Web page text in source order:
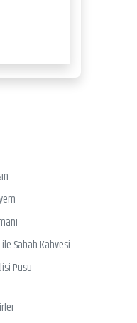
Sabah Kahvesi
Pusu